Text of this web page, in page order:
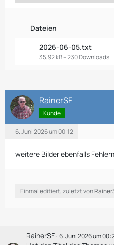
Dateien
2026-06-05.txt
35,92 kB – 230 Downloads
RainerSF
Kunde
6. Juni 2026 um 00:12
weitere Bilder ebenfalls
Einmal editiert, zuletzt von
RainerSF 6. Juni 2026 um